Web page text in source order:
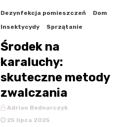
Dezynfekcja pomieszczeń
Dom
Insektycydy
Sprzątanie
Środek na
karaluchy:
skuteczne metody
zwalczania
Adrian Bednarczyk
25 lipca 2025